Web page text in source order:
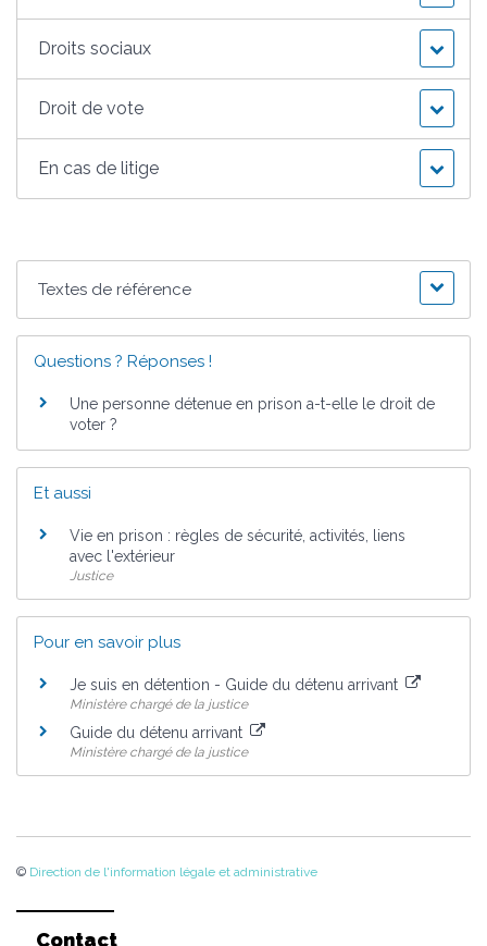
Droits sociaux
Droit de vote
En cas de litige
Textes de référence
Questions ? Réponses !
Une personne détenue en prison a-t-elle le droit de
voter ?
Et aussi
Vie en prison : règles de sécurité, activités, liens
avec l'extérieur
Justice
Pour en savoir plus
Je suis en détention - Guide du détenu arrivant
Ministère chargé de la justice
Guide du détenu arrivant
Ministère chargé de la justice
© Direction de l'information légale et administrative
Contact